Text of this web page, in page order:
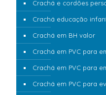
Crachá e cordões
Crachá educação
Crachá em BH valor
Crachá em PVC para
Crachá em PVC para
Crachá em PVC para